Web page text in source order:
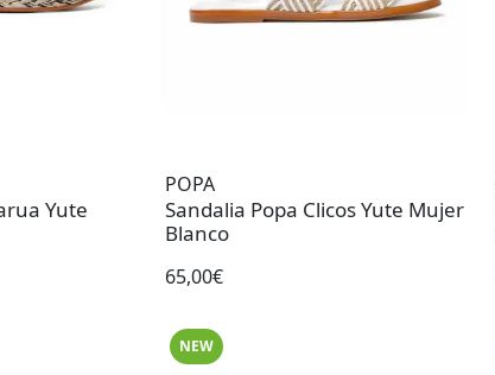
Yute
POPA
Sandalia Popa Clicos Yute Mujer
Blanco
65,00€
NEW